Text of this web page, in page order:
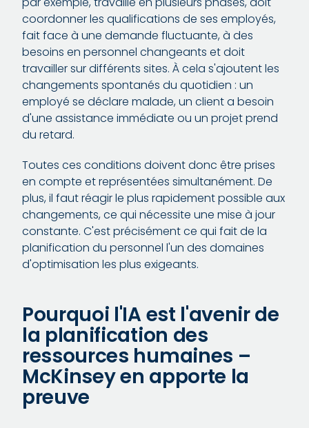
coordonner les qualifications de ses employés,
fait face à une demande fluctuante, à des
besoins en personnel changeants et doit
travailler sur différents sites. À cela s'ajoutent les
changements spontanés du quotidien : un
employé se déclare malade, un client a besoin
d'une assistance immédiate ou un projet prend
du retard.
Toutes ces conditions doivent donc être prises
en compte et représentées simultanément. De
plus, il faut réagir le plus rapidement possible aux
changements, ce qui nécessite une mise à jour
constante. C'est précisément ce qui fait de la
planification du personnel l'un des domaines
d'optimisation les plus exigeants.
Pourquoi l'IA est l'avenir de
la planification des
ressources humaines –
McKinsey en apporte la
preuve